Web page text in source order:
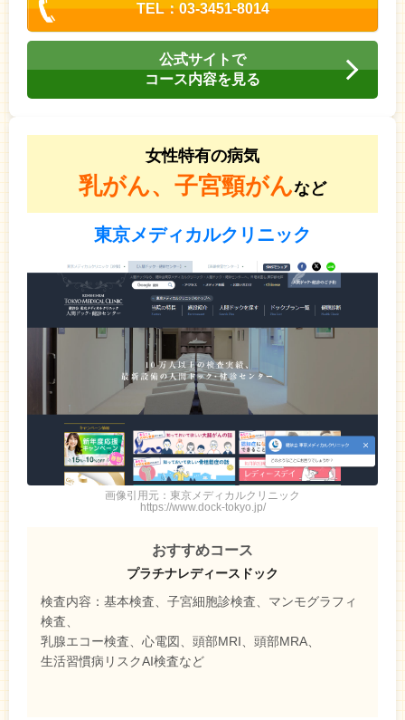
TEL：03-3451-8014
公式サイトで
コース内容を見る
女性特有の病気
乳がん、子宮頸がんなど
東京メディカルクリニック
画像引用元：東京メディカルクリニック
https://www.dock-tokyo.jp/
おすすめコース
プラチナレディースドック
検査内容：基本検査、子宮細胞診検査、マンモグラフィ
検査、
乳腺エコー検査、心電図、頭部MRI、頭部MRA、
生活習慣病リスクAI検査など